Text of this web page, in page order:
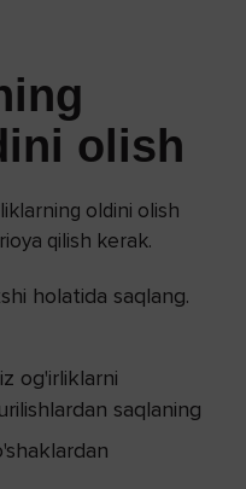
olish
oldini olish
qilish kerak.
holatida saqlang.
og'irliklarni
saqlaning